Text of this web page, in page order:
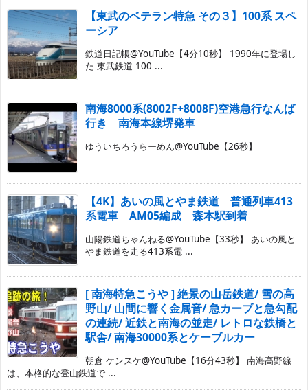
【東武のベテラン特急 その３】100系 スペ
ーシア
鉄道日記帳@YouTube【4分10秒】 1990年に登場し
た 東武鉄道 100 ...
南海8000系(8002F+8008F)空港急行なんば
行き 南海本線堺発車
ゆういちろうらーめん@YouTube【26秒】
【4K】あいの風とやま鉄道 普通列車413
系電車 AM05編成 森本駅到着
山陽鉄道ちゃんねる@YouTube【33秒】 あいの風と
やま鉄道を走る413系電 ...
[ 南海特急こうや ] 絶景の山岳鉄道/ 雪の高
野山/ 山間に響く金属音/ 急カーブと急勾配
の連続/ 近鉄と南海の並走/ レトロな鉄橋と
駅舎/ 南海30000系とケーブルカー
朝倉 ケンスケ@YouTube【16分43秒】 南海高野線
は、本格的な登山鉄道で ...